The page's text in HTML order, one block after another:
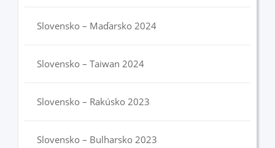
Slovensko – Maďarsko 2024
Slovensko – Taiwan 2024
Slovensko – Rakúsko 2023
Slovensko – Bulharsko 2023